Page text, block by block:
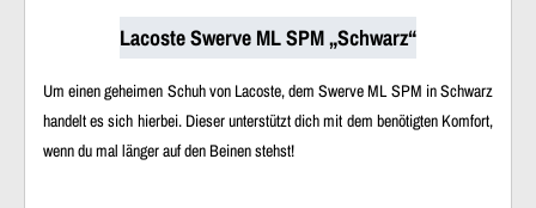
Lacoste Swerve ML SPM „Schwarz“
Um einen geheimen Schuh von Lacoste, dem Swerve ML SPM in Schwarz
handelt es sich hierbei. Dieser unterstützt dich mit dem benötigten Komfort,
wenn du mal länger auf den Beinen stehst!